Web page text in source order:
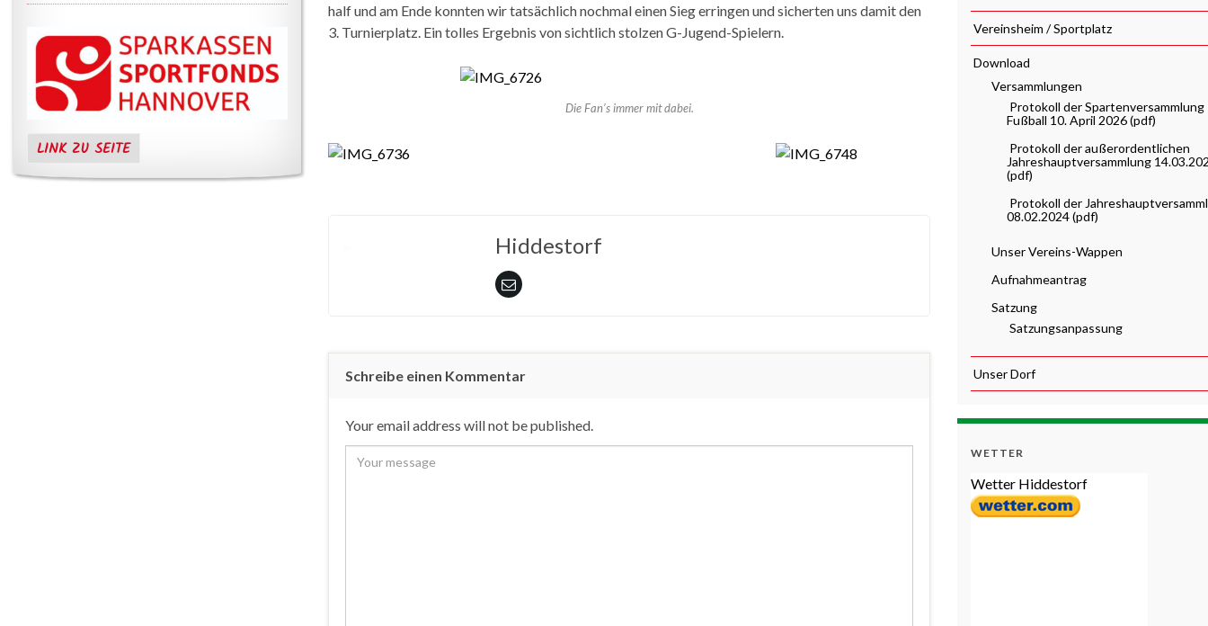
LINK ZU SEITE
half und am Ende konnten wir tatsächlich nochmal einen Sieg erringen und sicherten uns damit den
3. Turnierplatz. Ein tolles Ergebnis von sichtlich stolzen G-Jugend-Spielern.
Die Fan’s immer mit dabei.
Hiddestorf
Schreibe einen Kommentar
Your email address will not be published.
Vereinsheim / Sportplatz
Download
Versammlungen
Protokoll der Spartenversammlung
Fußball 10. April 2026 (pdf)
Protokoll der außerordentlichen
Jahreshauptversammlung
(pdf)
Protokoll der
08.02.2024 (pdf)
Unser Vereins-Wappen
Aufnahmeantrag
Satzung
Satzungsanpassung
Unser Dorf
WETTER
Wetter Hiddestorf